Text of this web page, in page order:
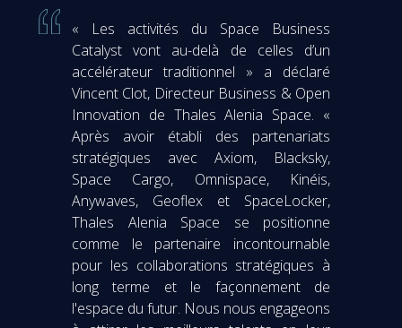
« Les activités du Space Business
Catalyst vont au-delà de celles d’un
accélérateur traditionnel » a déclaré
Vincent Clot, Directeur Business & Open
Innovation de Thales Alenia Space. «
Après avoir établi des partenariats
stratégiques avec Axiom, Blacksky,
Space Cargo, Omnispace, Kinéis,
Anywaves, Geoflex et SpaceLocker,
Thales Alenia Space se positionne
comme le partenaire incontournable
pour les collaborations stratégiques à
long terme et le façonnement de
l'espace du futur. Nous nous engageons